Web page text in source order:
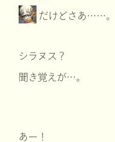
だけどさあ……。
シラヌス？
聞き覚えが…。
あー！